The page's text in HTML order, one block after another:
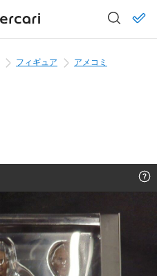
フィギュア アメコミ